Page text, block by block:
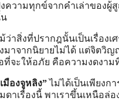
ความทุกข์จากคำเล่าของผู้
ว่าสิ่งที่ปรากฎนั้นเป็นเรื่อง
มาจากนิยายไม่ได้ แต่จิต
ที่จะให้อภัย คือความงดงาม
มืองจูหลิง”ไม่ได้เป็นเพียงก
ดาเรื่องนี้ พาเราขึ้นเหนือล่